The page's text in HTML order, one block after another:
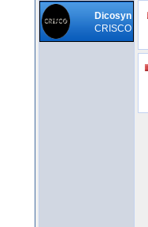
Dicosyn
CRISCO